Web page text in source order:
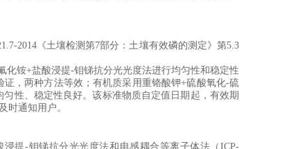
2014《土壤检测第7部分：土壤有效磷的测定》第5.3
化铵+盐酸浸提-钼锑抗分光光度法进行均匀性和稳定性
证，两种方法等效；有机质采用重铬酸钾+硫酸氧化-硫
性、稳定性良好。该标准物质自定值日期起，有效期
时通知用户。
浸提-钼锑抗分光光度法和电感耦合等离子体法（ICP-